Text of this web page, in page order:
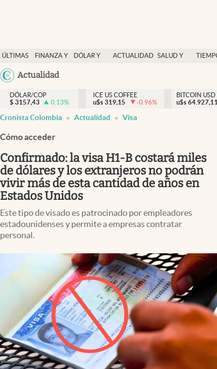
ÚLTIMAS
NOTICIAS
FINANZA Y
DÓLAR Y
ACTUALIDAD SALUD Y
México
Actualidad
Salud y nutrición
Vida espiritual
Actualidad
Colombia
DÓLAR/COP
$ 3157,43 0.13%
ICE US COFFEE
u$s 319,15 -0.96%
BITCOIN USD
u$s
Cronista Colombia Actualidad Visa
Cómo acceder
Confirmado: la visa H1-B costará miles
de dólares y los extranjeros no podrán
vivir más de esta cantidad de años en
Estados Unidos
Este tipo de visado es patrocinado por empleadores
estadounidenses y permite a empresas contratar
personal.